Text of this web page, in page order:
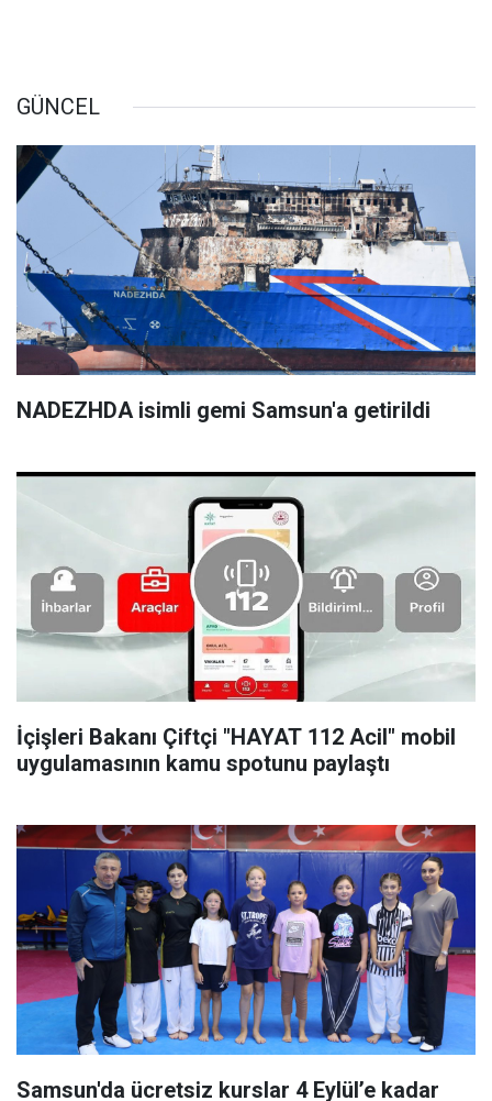
GÜNCEL
NADEZHDA isimli gemi Samsun'a getirildi
İçişleri Bakanı Çiftçi "HAYAT 112 Acil" mobil
uygulamasının kamu spotunu paylaştı
Samsun'da ücretsiz kurslar 4 Eylül’e kadar